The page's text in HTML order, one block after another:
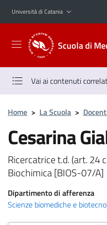
Vai al contenuto principale
Vai al menu di navigazione
Università di Catania
Scuola di
Vai ai contenuti
Home > La Scuola >
Cesarina
Ricercatrice t.d. (art. 24
Biochimica [BIOS-07/A]
Dipartimento di afferenza
Scienze biomediche e